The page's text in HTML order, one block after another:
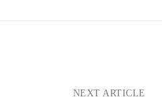
NEXT ARTICLE